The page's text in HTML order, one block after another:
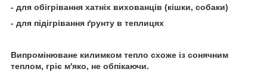
- для обігрівання хатніх вихованців (кішки, собаки)
- для підігрівання ґрунту в теплицях
Випромінюване килимком тепло схоже із сонячним
теплом, гріє м'яко, не обпікаючи.